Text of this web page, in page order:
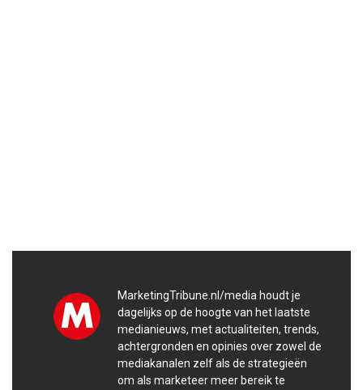
MarketingTribune.nl/media houdt je
dagelijks op de hoogte van het laatste
medianieuws, met actualiteiten, trends,
achtergronden en opinies over zowel de
mediakanalen zelf als de strategieën
om als marketeer meer bereik te